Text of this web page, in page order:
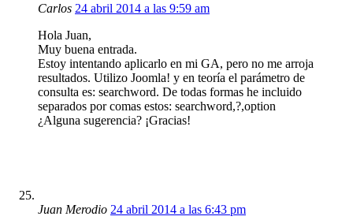
Carlos 24 abril 2014 a las 9:59 am
Hola Juan,
Muy buena entrada.
Estoy intentando aplicarlo en mi GA, pero no me arroja
resultados. Utilizo Joomla! y en teoría el parámetro de
consulta es: searchword. De todas formas he incluido
separados por comas estos: searchword,?,option
¿Alguna sugerencia? ¡Gracias!
Juan Merodio 24 abril 2014 a las 6:43 pm